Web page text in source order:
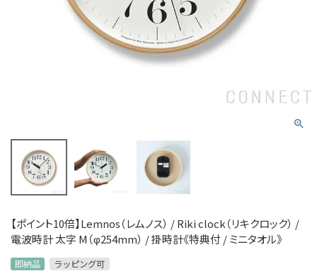
【ポイント10倍】Lemnos（レムノス） / Riki clock（リキクロック） /
電波時計 太字 M（φ254mm） / 掛時計《特典付 / ミニタオル》
即納品 ラッピング可